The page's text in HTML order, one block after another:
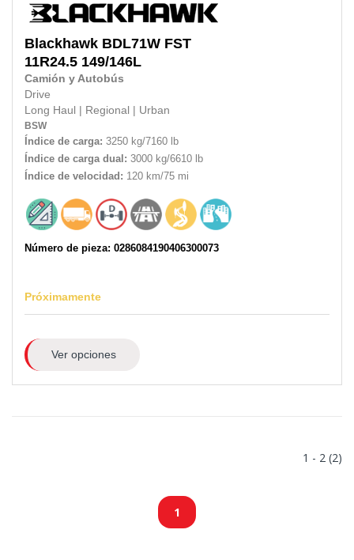
Blackhawk BDL71W FST
11R24.5 149/146L
Camión y Autobús
Drive
Long Haul
Regional Urban
BSW
Índice de carga: 3250 kg/7160 lb
Índice de carga dual: 3000 kg/6610 lb
Índice de velocidad: 120 km/75 mi
Número de pieza: 0286084190406300073
Próximamente
Ver opciones
1 - 2 (2)
1